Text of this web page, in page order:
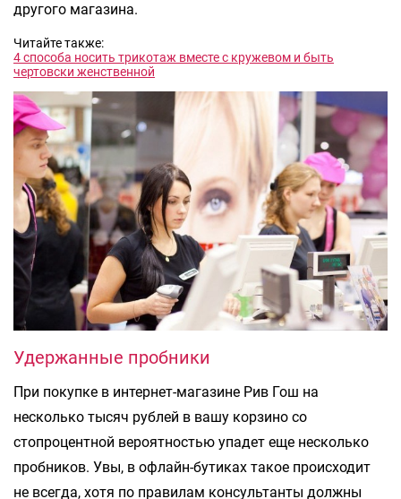
другого магазина.
Читайте также:
4 способа носить трикотаж вместе с кружевом и быть
чертовски женственной
Удержанные пробники
При покупке в интернет-магазине Рив Гош на
несколько тысяч рублей в вашу корзино со
стопроцентной вероятностью упадет еще несколько
пробников. Увы, в офлайн-бутиках такое происходит
не всегда, хотя по правилам консультанты должны